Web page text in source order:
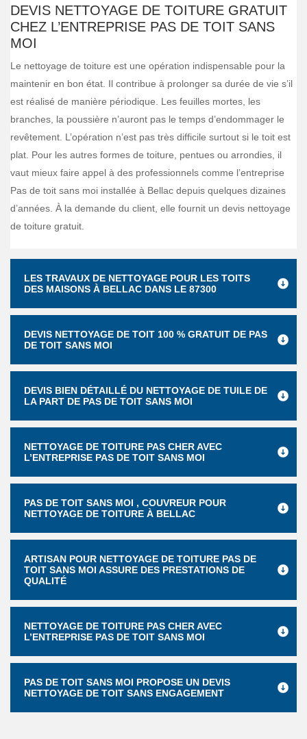
DEVIS NETTOYAGE DE TOITURE GRATUIT
CHEZ L’ENTREPRISE PAS DE TOIT SANS
MOI
Le nettoyage de toiture est une opération indispensable pour la
maintenir en bon état. Il contribue à prolonger sa durée de vie s’il
est réalisé de manière périodique. Les feuilles mortes, les
branches, la poussière n’auront pas le temps d’endommager le
revêtement. L’opération n’est pas très difficile surtout si le toit est
plat. Pour les autres formes de toiture, pentues ou arrondies, il
vaut mieux faire appel à des professionnels comme l’entreprise
Pas de toit sans moi installée à Bellac depuis quelques dizaines
d’années. À la demande du client, elle fournit un devis nettoyage
de toiture gratuit.
LES TRAVAUX DE NETTOYAGE POUR LES TOITS
DES MAISONS À BELLAC DANS LE 87300
DEVIS NETTOYAGE DE TOIT 100 % GRATUIT DE PAS
DE TOIT SANS MOI
DEVIS BIEN DÉTAILLÉ DU NETTOYAGE DE TUILE DE
LA PART DE PAS DE TOIT SANS MOI
NETTOYAGE DE TOITURE PAS CHER AVEC
L’ENTREPRISE PAS DE TOIT SANS MOI
PAS DE TOIT SANS MOI , COUVREUR POUR
NETTOYAGE DE TOITURE À BELLAC
ARTISAN POUR NETTOYAGE DE TOITURE PAS DE
TOIT SANS MOI ASSURE DES PRESTATIONS DE
QUALITÉ
NETTOYAGE DE TOITURE PAS CHER AVEC
L’ENTREPRISE PAS DE TOIT SANS MOI
PAS DE TOIT SANS MOI PROPOSE UN DEVIS
NETTOYAGE DE TOIT SANS ENGAGEMENT